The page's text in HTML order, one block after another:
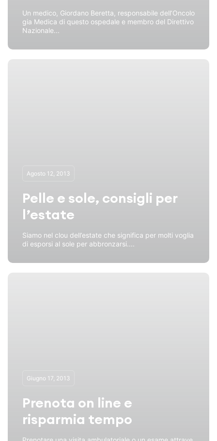
Un medico, Giordano Beretta, responsabile dell’Oncolo
gia Medica di questo ospedale e membro del Direttivo
Nazionale...
Agosto 12, 2013
Pelle e sole, consigli per
l’estate
Siamo nel clou dell’estate che significa per molti voglia
di esporsi al sole per abbronzarsi....
Giugno 17, 2013
Prenota on line e
risparmia tempo